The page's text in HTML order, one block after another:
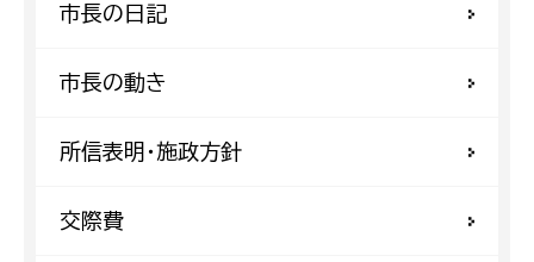
市長の日記
市長の動き
所信表明・施政方針
交際費